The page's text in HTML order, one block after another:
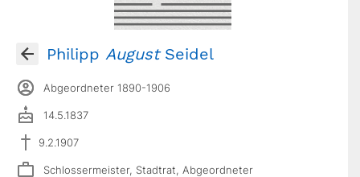
Philipp AugustSeidel
Abgeordneter 1890-1906
14.5.1837
9.2.1907
Schlossermeister, Stadtrat, Abgeordneter